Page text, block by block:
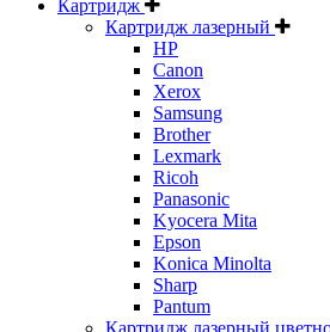
Картридж
Картридж лазерный
HP
Canon
Xerox
Samsung
Brother
Lexmark
Ricoh
Panasonic
Kyocera Mita
Epson
Konica Minolta
Sharp
Pantum
Картридж лазерный